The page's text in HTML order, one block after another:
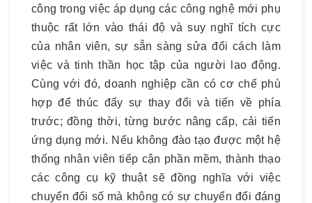
công trong việc áp dụng các công nghệ mới phụ
thuộc rất lớn vào thái độ và suy nghĩ tích cực
của nhân viên, sự sẵn sàng sửa đổi cách làm
việc và tinh thần học tập của người lao động.
Cùng với đó, doanh nghiệp cần có cơ chế phù
hợp để thúc đẩy sự thay đổi và tiến về phía
trước; đồng thời, từng bước nâng cấp, cải tiến
ứng dụng mới. Nếu không đào tạo được một hệ
thống nhân viên tiếp cận phần mềm, thành thạo
các công cụ kỹ thuật sẽ đồng nghĩa với việc
chuyển đổi số mà không có sự chuyển đổi đáng